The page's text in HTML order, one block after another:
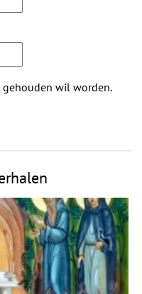
wil worden.